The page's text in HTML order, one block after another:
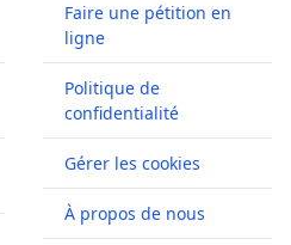
Faire une pétition en
ligne
Politique de
confidentialité
Gérer les cookies
À propos de nous